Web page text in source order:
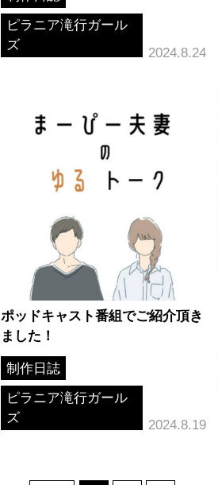
ピラニア滝行ガール
ズ
2024.8.24
ポッドキャスト番組でご紹介頂き
ました！
制作日誌
ピラニア滝行ガール
ズ
2024.8.19